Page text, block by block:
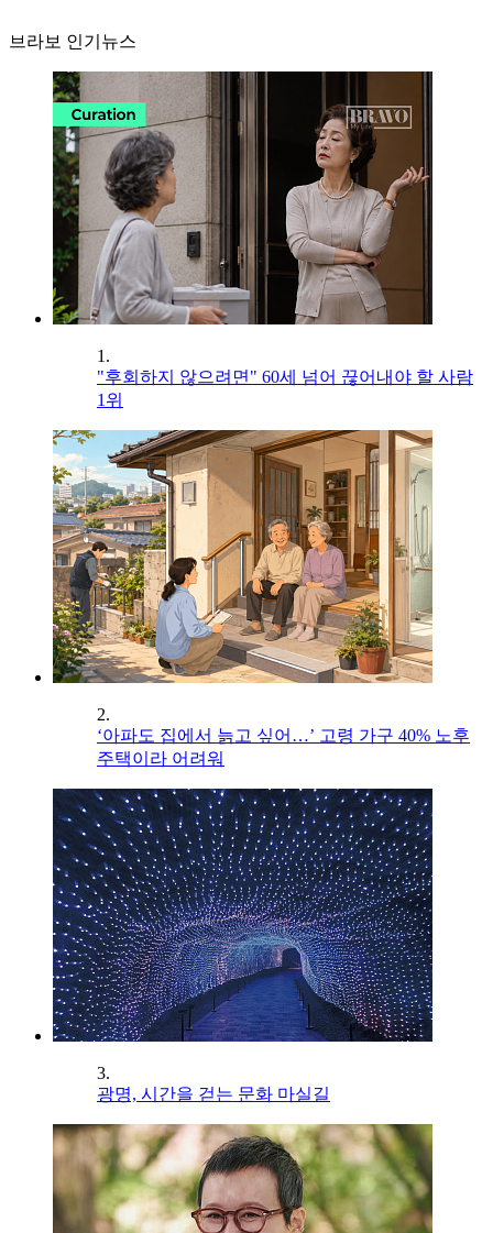
브라보 인기뉴스
1.
"후회하지 않으려면" 60세 넘어 끊어내야 할 사람
1위
2.
‘아파도 집에서 늙고 싶어…’ 고령 가구 40% 노후
주택이라 어려워
3.
광명, 시간을 걷는 문화 마실길